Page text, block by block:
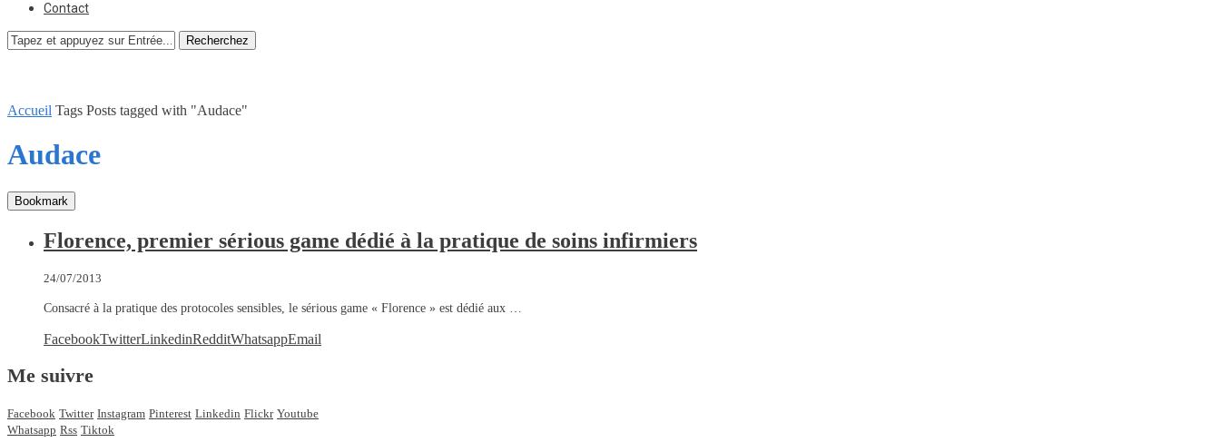
Contact
Recherchez
Accueil Tags Posts tagged with "Audace"
Audace
Bookmark
Florence, premier sérious game dédié à la pratique de soins infirmiers
24/07/2013
Consacré à la pratique des protocoles sensibles, le sérious game « Florence » est dédié aux …
FacebookTwitterLinkedinRedditWhatsappEmail
Me suivre
Facebook Twitter Instagram Pinterest Linkedin Flickr Youtube
Whatsapp Rss Tiktok